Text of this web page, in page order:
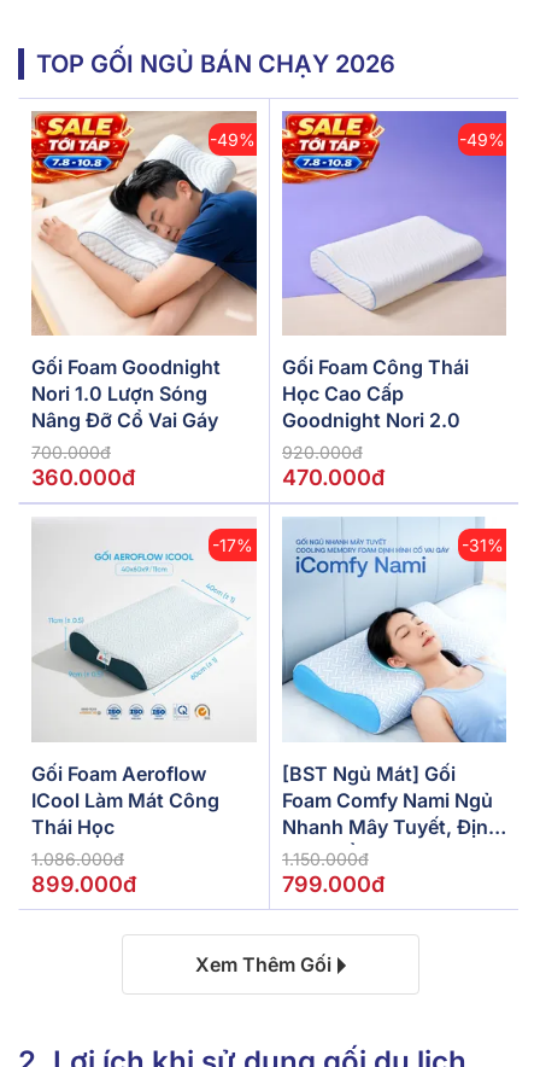
TOP GỐI NGỦ BÁN CHẠY 2026
-49%
Gối Foam Goodnight
Nori 1.0 Lượn Sóng
Nâng Đỡ Cổ Vai Gáy
700.000đ
360.000đ
-49%
Gối Foam Công Thái
Học Cao Cấp
Goodnight Nori 2.0
920.000đ
470.000đ
-17%
Gối Foam Aeroflow
ICool Làm Mát Công
Thái Học
1.086.000đ
899.000đ
-31%
[BST Ngủ Mát] Gối
Foam Comfy Nami Ngủ
Nhanh Mây Tuyết, Định
Hình Cổ Vai Gáy
1.150.000đ
799.000đ
Xem Thêm Gối